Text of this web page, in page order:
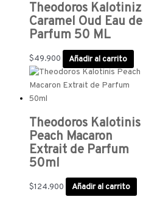
Theodoros Kalotiniz
Caramel Oud Eau de
Parfum 50 ML
$49.900 Añadir al carrito
Theodoros Kalotinis
Peach Macaron
Extrait de Parfum
50ml
$124.900 Añadir al carrito